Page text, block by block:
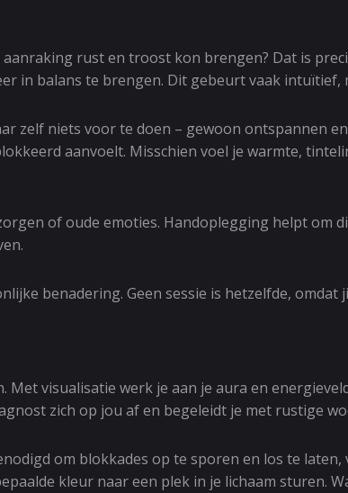
rust en troost kon brengen? Dat is
in balans te brengen. Dit gebeurt vaak intuïtief,
zelf niets voor te doen – gewoon ontspannen
aanvoelt. Misschien voel je warmte,
of oude emoties. Handoplegging helpt om
benadering. Geen sessie is hetzelfde,
visualisatie werk je aan je aura en
zich op jou af en begeleidt je met rustige
om blokkades op te sporen en los te
kleur naar een plek in je lichaam sturen.